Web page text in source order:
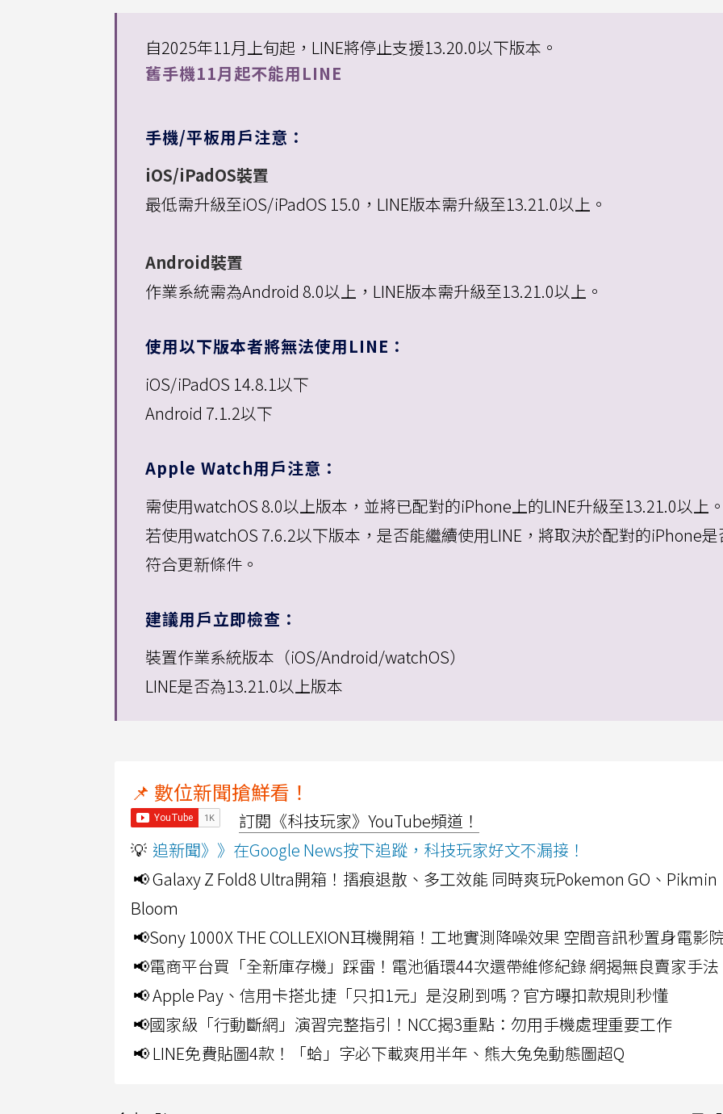
自2025年11月上旬起，LINE將停止支援13.20.0以下版本。
舊手機11月起不能用LINE
手機/平板用戶注意：
iOS/iPadOS裝置
最低需升級至iOS/iPadOS 15.0，LINE版本需升級至13.21.0以上。
Android裝置
作業系統需為Android 8.0以上，LINE版本需升級至13.21.0以上。
使用以下版本者將無法使用LINE：
iOS/iPadOS 14.8.1以下
Android 7.1.2以下
Apple Watch用戶注意：
需使用watchOS 8.0以上版本，並將已配對的iPhone上的LINE升級至13.21.0以上
若使用watchOS 7.6.2以下版本，是否能繼續使用LINE，將取決於配對的iPhone是
符合更新條件。
建議用戶立即檢查：
裝置作業系統版本（iOS/Android/watchOS）
LINE是否為13.21.0以上版本
📌 數位新聞搶鮮看！
訂閱《科技玩家》YouTube頻道！
💡 追新聞》》在Google News按下追蹤，科技玩家好文不漏接！
📢 Galaxy Z Fold8 Ultra開箱！摺痕退散、多工效能 同時爽玩Pokemon GO、Pikmin
Bloom
📢Sony 1000X THE COLLEXION耳機開箱！工地實測降噪效果 空間音訊秒置身電影
📢電商平台買「全新庫存機」踩雷！電池循環44次還帶維修紀錄 網揭無良賣家手法
📢 Apple Pay、信用卡搭北捷「只扣1元」是沒刷到嗎？官方曝扣款規則秒懂
📢國家級「行動斷網」演習完整指引！NCC揭3重點：勿用手機處理重要工作
📢 LINE免費貼圖4款！「蛤」字必下載爽用半年、熊大兔兔動態圖超Q